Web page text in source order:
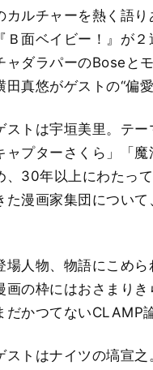
ルチャーを熱く語り
Ｂ面ベイビー！』が２
ャダラパーのBoseと
真悠がゲストの“偏愛
トは宇垣美里。テー
ャプターさくら」「
、30年以上にわたっ
た漫画家集団につい
人物、物語にこめら
画の枠にはおさまり
だかつてないCLAMP
トはナイツの塙宣之